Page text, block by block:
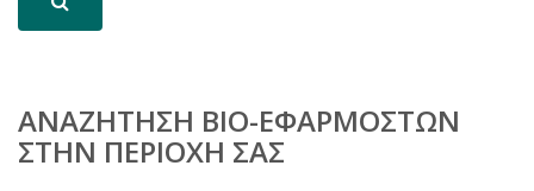
ΑΝΑΖΉΤΗΣΗ BIO-ΕΦΑΡΜΟΣΤΏΝ
ΣΤΗΝ ΠΕΡΙΟΧΉ ΣΑΣ